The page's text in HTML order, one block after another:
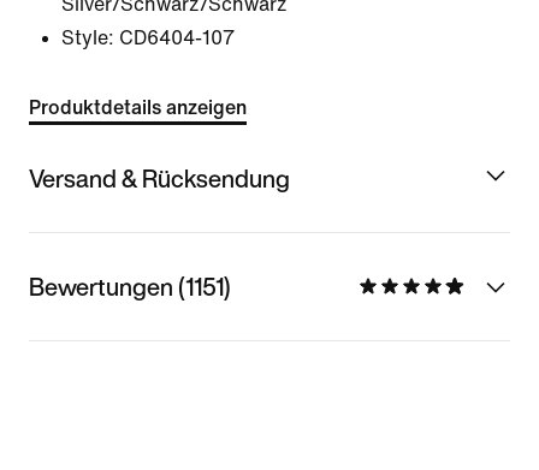
Silver/Schwarz/Schwarz
Style: CD6404-107
Produktdetails anzeigen
Versand & Rücksendung
Bewertungen (1151)